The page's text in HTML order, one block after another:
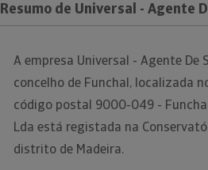
Resumo de Universal - Agente
A empresa Universal - Agente De
concelho de Funchal, localizada
código postal 9000-049 -
Lda está registada na
distrito de Madeira.